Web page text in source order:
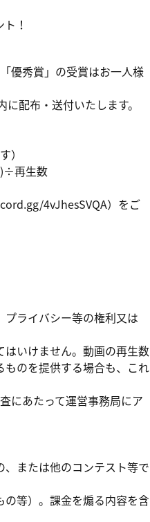
！
優秀賞」の受賞はお一人様
配布・送付いたします。
）
)÷再生数
4vJhesSVQA）をご
プライバシー等の権利又は
はいけません。動画の再生数
のを提供する場合も、これ
にあたって運営事務局にア
、または他のコンテスト等で
の等）。課金を煽る内容を含